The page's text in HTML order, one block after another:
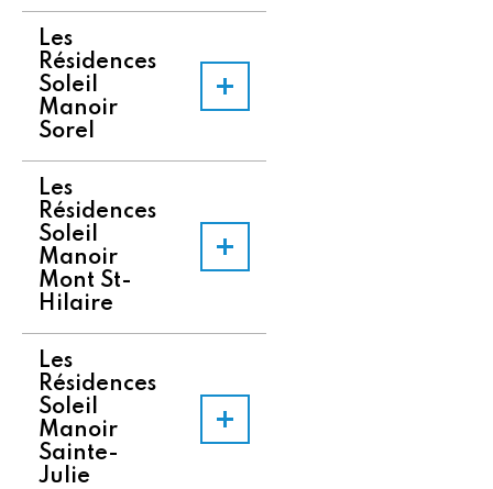
Les
Résidences
Soleil
Manoir
Sorel
Les
Résidences
Soleil
Manoir
Mont St-
Hilaire
Les
Résidences
Soleil
Manoir
Sainte-
Julie